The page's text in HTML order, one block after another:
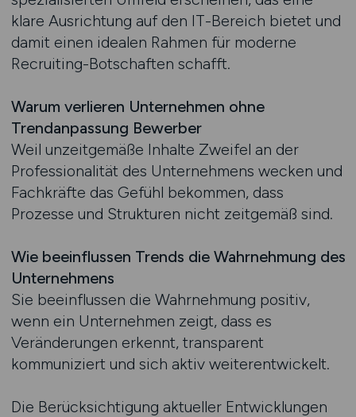
klare Ausrichtung auf den IT-Bereich bietet und
damit einen idealen Rahmen für moderne
Recruiting-Botschaften schafft.
Warum verlieren Unternehmen ohne
Trendanpassung Bewerber
Weil unzeitgemäße Inhalte Zweifel an der
Professionalität des Unternehmens wecken und
Fachkräfte das Gefühl bekommen, dass
Prozesse und Strukturen nicht zeitgemäß sind.
Wie beeinflussen Trends die Wahrnehmung des
Unternehmens
Sie beeinflussen die Wahrnehmung positiv,
wenn ein Unternehmen zeigt, dass es
Veränderungen erkennt, transparent
kommuniziert und sich aktiv weiterentwickelt.
Die Berücksichtigung aktueller Entwicklungen